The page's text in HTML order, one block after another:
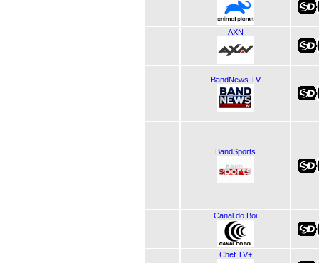
AXN
BandNews TV
BandSports
Canal do Boi
Chef TV+